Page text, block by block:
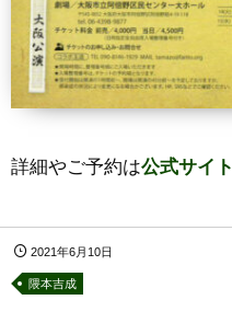
詳細やご予約は公式サイト
2021年6月10日
隈本吉成